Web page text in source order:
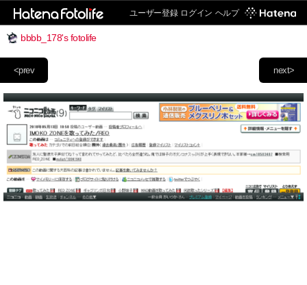
ユーザー登録 ログイン ヘルプ
bbbb_178's fotolife
next>
<prev